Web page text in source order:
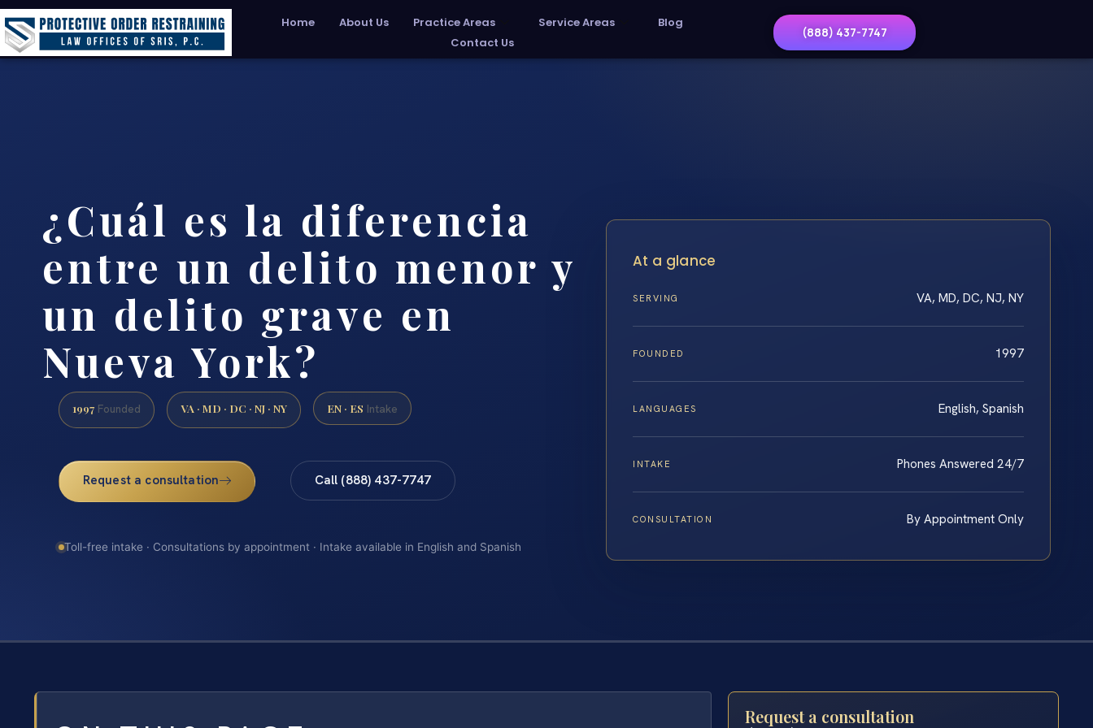
Home About Us Practice Areas Service Areas
Blog
Contact Us
(888) 437-7747
¿Cuál es la diferencia
entre un delito menor y
un delito grave en
Nueva York?
1997 Founded VA · MD · DC · NJ · NY EN · ES Intake
Request a consultation Call (888) 437-7747
Toll-free intake · Consultations by appointment · Intake available in English and Spanish
At a glance
SERVING VA, MD, DC, NJ, NY
FOUNDED 1997
LANGUAGES English, Spanish
INTAKE Phones Answered 24/7
CONSULTATION By Appointment Only
Request a consultation